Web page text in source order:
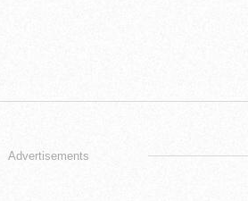
Advertisements